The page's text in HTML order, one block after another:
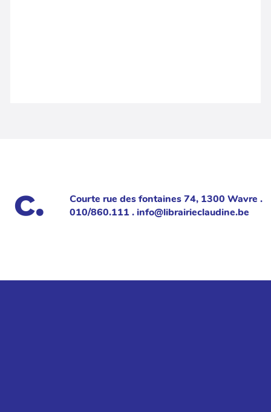
Courte rue des fontaines 74, 1300 Wavre .
010/860.111 . info@librairieclaudine.be